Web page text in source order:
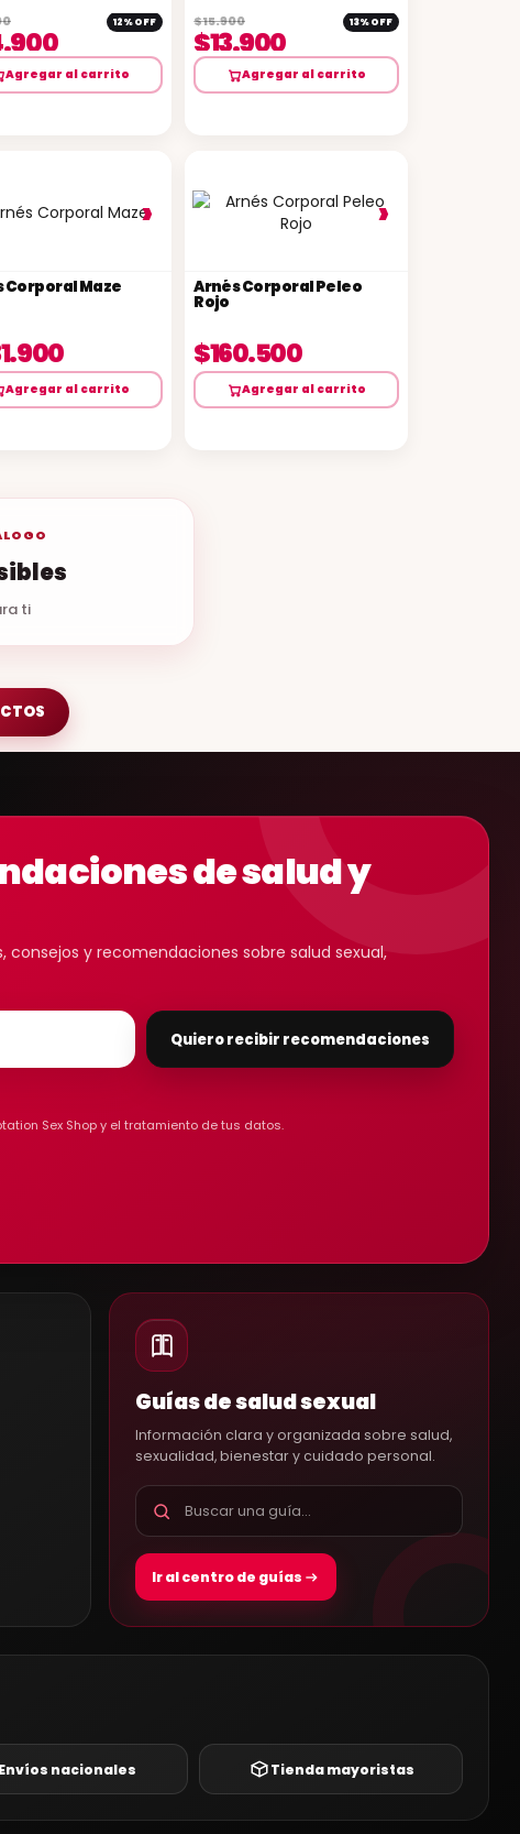
12% OFF
Agregar al carrito
$15.900 13% OFF
$13.900
Agregar al carrito
›
Corporal Maze
Agregar al carrito
›
Arnés Corporal Peleo
Rojo
$160.500
Agregar al carrito
ti
de salud y
consejos y recomendaciones sobre salud sexual,
Quiero recibir recomendaciones
Sex Shop y el tratamiento de tus datos.
Guías de salud sexual
Información clara y organizada sobre salud,
sexualidad, bienestar y cuidado personal.
Ir al centro de guías
Envíos nacionales Tienda mayoristas